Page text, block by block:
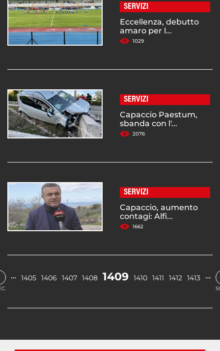
SERVIZI
Eccellenza, debutto
amaro per l...
1029
SERVIZI
Capaccio Paestum,
sbanda con l'...
2076
SERVIZI
Capaccio, aumento
contagi: Alfi...
1662
… 1405 1406 1407 1408 1409 1410 1411 1412 1413 …